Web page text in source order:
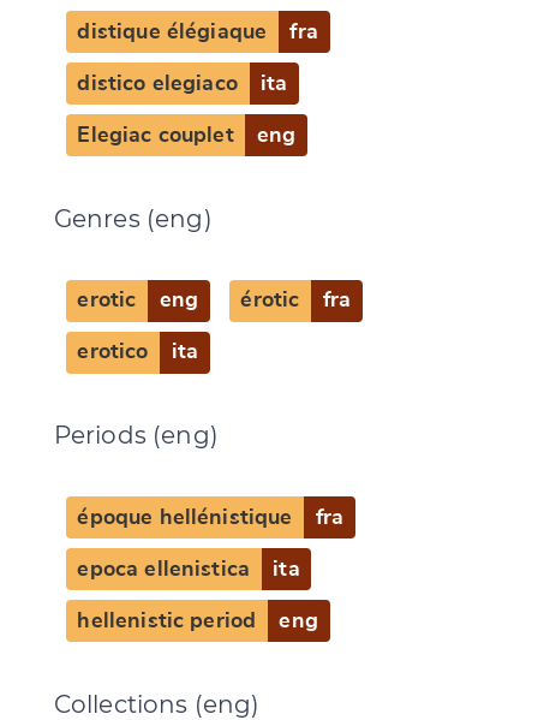
distique élégiaque fra
distico elegiaco ita
Elegiac couplet eng
Genres (eng)
erotic eng érotic fra
erotico ita
Periods (eng)
époque hellénistique fra
epoca ellenistica ita
hellenistic period eng
Collections (eng)
Change language